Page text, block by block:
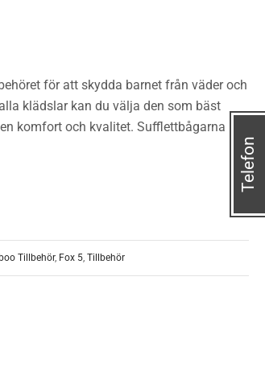
för att skydda barnet från väder och
klädslar kan du välja den som bäst
komfort och kvalitet. Sufflettbågarna
Tillbehör, Fox 5, Tillbehör
Telefon